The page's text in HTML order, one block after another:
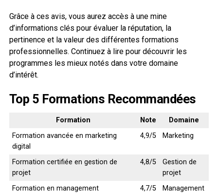
Grâce à ces avis, vous aurez accès à une mine
d’informations clés pour évaluer la réputation, la
pertinence et la valeur des différentes formations
professionnelles. Continuez à lire pour découvrir les
programmes les mieux notés dans votre domaine
d’intérêt.
Top 5 Formations Recommandées
Formation Note
Domaine
Formation avancée en marketing
digital
4,9/5 Marketing
Formation certifiée en gestion de
projet
4,8/5
Gestion de
projet
Formation en management
4,7/5 Management